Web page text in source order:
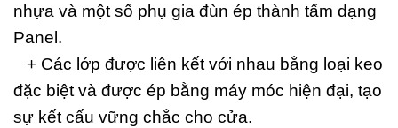
nhựa và một số phụ gia đùn ép thành tấm dạng
Panel.
+ Các lớp được liên kết với nhau bằng loại keo
đặc biệt và được ép bằng máy móc hiện đại, tạo
sự kết cấu vững chắc cho cửa.